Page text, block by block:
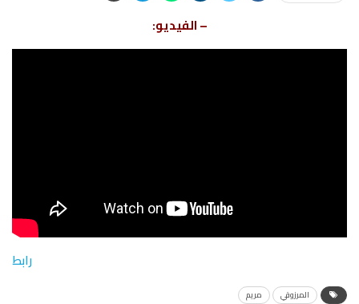
– الفيديو:
رابط
المرزوقي مريم